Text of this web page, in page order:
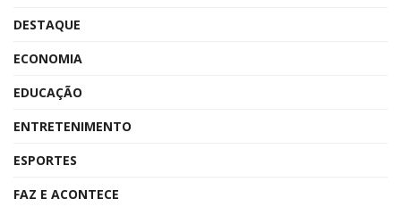
DESTAQUE
ECONOMIA
EDUCAÇÃO
ENTRETENIMENTO
ESPORTES
FAZ E ACONTECE